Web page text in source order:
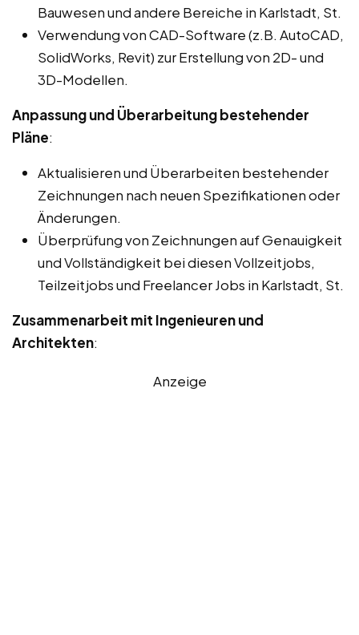
Bauwesen und andere Bereiche in Karlstadt, St.
Verwendung von CAD-Software (z.B. AutoCAD,
SolidWorks, Revit) zur Erstellung von 2D- und
3D-Modellen.
Anpassung und Überarbeitung bestehender
Pläne:
Aktualisieren und Überarbeiten bestehender
Zeichnungen nach neuen Spezifikationen oder
Änderungen.
Überprüfung von Zeichnungen auf Genauigkeit
und Vollständigkeit bei diesen Vollzeitjobs,
Teilzeitjobs und Freelancer Jobs in Karlstadt, St.
Zusammenarbeit mit Ingenieuren und
Architekten:
Anzeige